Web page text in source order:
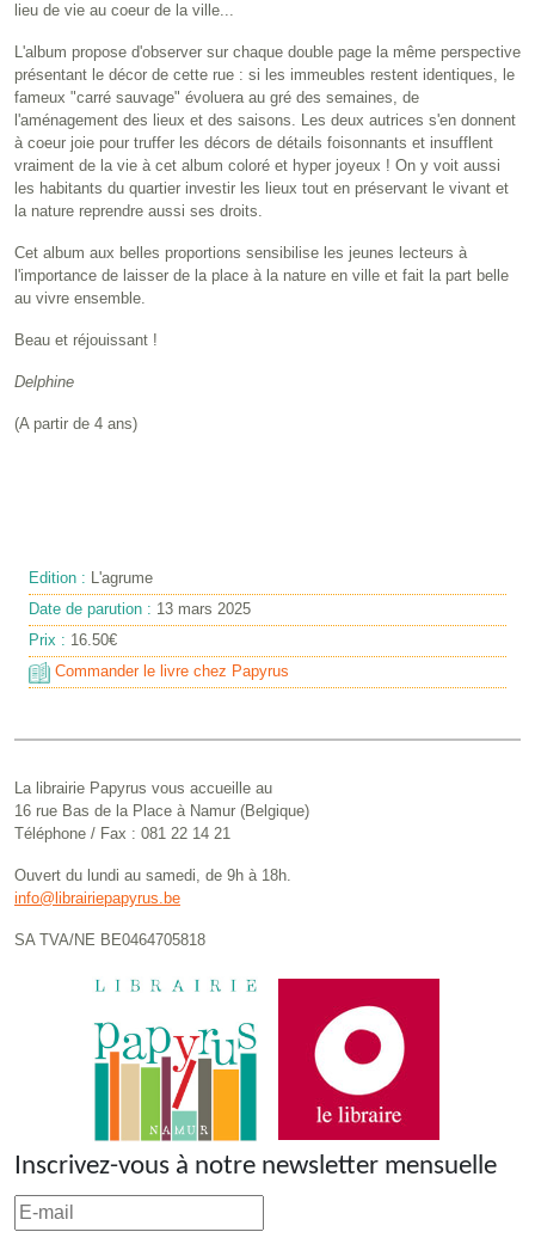
lieu de vie au coeur de la ville...
L'album propose d'observer sur chaque double page la même perspective
présentant le décor de cette rue : si les immeubles restent identiques, le
fameux "carré sauvage" évoluera au gré des semaines, de
l'aménagement des lieux et des saisons. Les deux autrices s'en donnent
à coeur joie pour truffer les décors de détails foisonnants et insufflent
vraiment de la vie à cet album coloré et hyper joyeux ! On y voit aussi
les habitants du quartier investir les lieux tout en préservant le vivant et
la nature reprendre aussi ses droits.
Cet album aux belles proportions sensibilise les jeunes lecteurs à
l'importance de laisser de la place à la nature en ville et fait la part belle
au vivre ensemble.
Beau et réjouissant !
Delphine
(A partir de 4 ans)
Edition : L'agrume
Date de parution : 13 mars 2025
Prix : 16.50€
Commander le livre chez Papyrus
La librairie Papyrus vous accueille au
16 rue Bas de la Place à Namur (Belgique)
Téléphone / Fax : 081 22 14 21
Ouvert du lundi au samedi, de 9h à 18h.
info@librairiepapyrus.be
SA TVA/NE BE0464705818
Inscrivez-vous à notre newsletter mensuelle